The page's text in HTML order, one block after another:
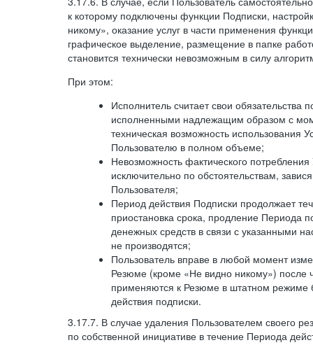
к которому подключены функции Подписки,
никому», оказание услуг в части применения
графическое выделение, размещение в папке
становится технически невозможным в силу
При этом:
Исполнитель считает свои обязательства
исполненными надлежащим образом с
техническая возможность использования
Пользователю в полном объеме;
Невозможность фактического потребления
исключительно по обстоятельствам,
Пользователя;
Период действия Подписки продолжает
приостановка срока, продление Периода
денежных средств в связи с указанными
не производятся;
Пользователь вправе в любой момент
Резюме (кроме «Не видно никому») после
применяются к Резюме в штатном режиме
действия подписки.
3.17.7. В случае удаления Пользователем своего
по собственной инициативе в течение Периода